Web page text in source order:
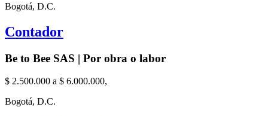
Bogotá, D.C.
Contador
Be to Bee SAS | Por obra o labor
$ 2.500.000 a $ 6.000.000,
Bogotá, D.C.